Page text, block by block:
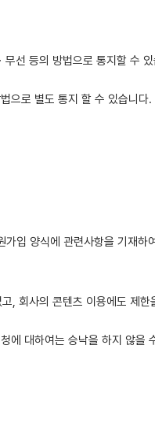
선 등의 방법으로 통지할 수 있
으로 별도 통지 할 수 있습니다.
입 양식에 관련사항을 기재하
, 회사의 콘텐츠 이용에도 제한
에 대하여는 승낙을 하지 않을